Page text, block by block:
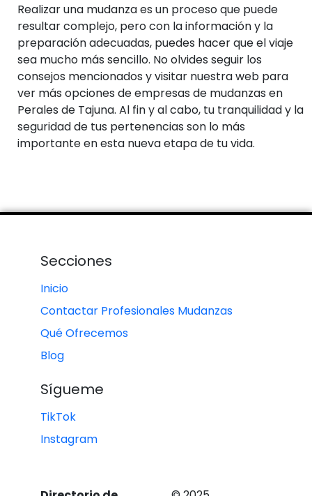
Realizar una mudanza es un proceso que puede
resultar complejo, pero con la información y la
preparación adecuadas, puedes hacer que el viaje
sea mucho más sencillo. No olvides seguir los
consejos mencionados y visitar nuestra web para
ver más opciones de empresas de mudanzas en
Perales de Tajuna. Al fin y al cabo, tu tranquilidad y la
seguridad de tus pertenencias son lo más
importante en esta nueva etapa de tu vida.
Secciones
Inicio
Contactar Profesionales Mudanzas
Qué Ofrecemos
Blog
Sígueme
TikTok
Instagram